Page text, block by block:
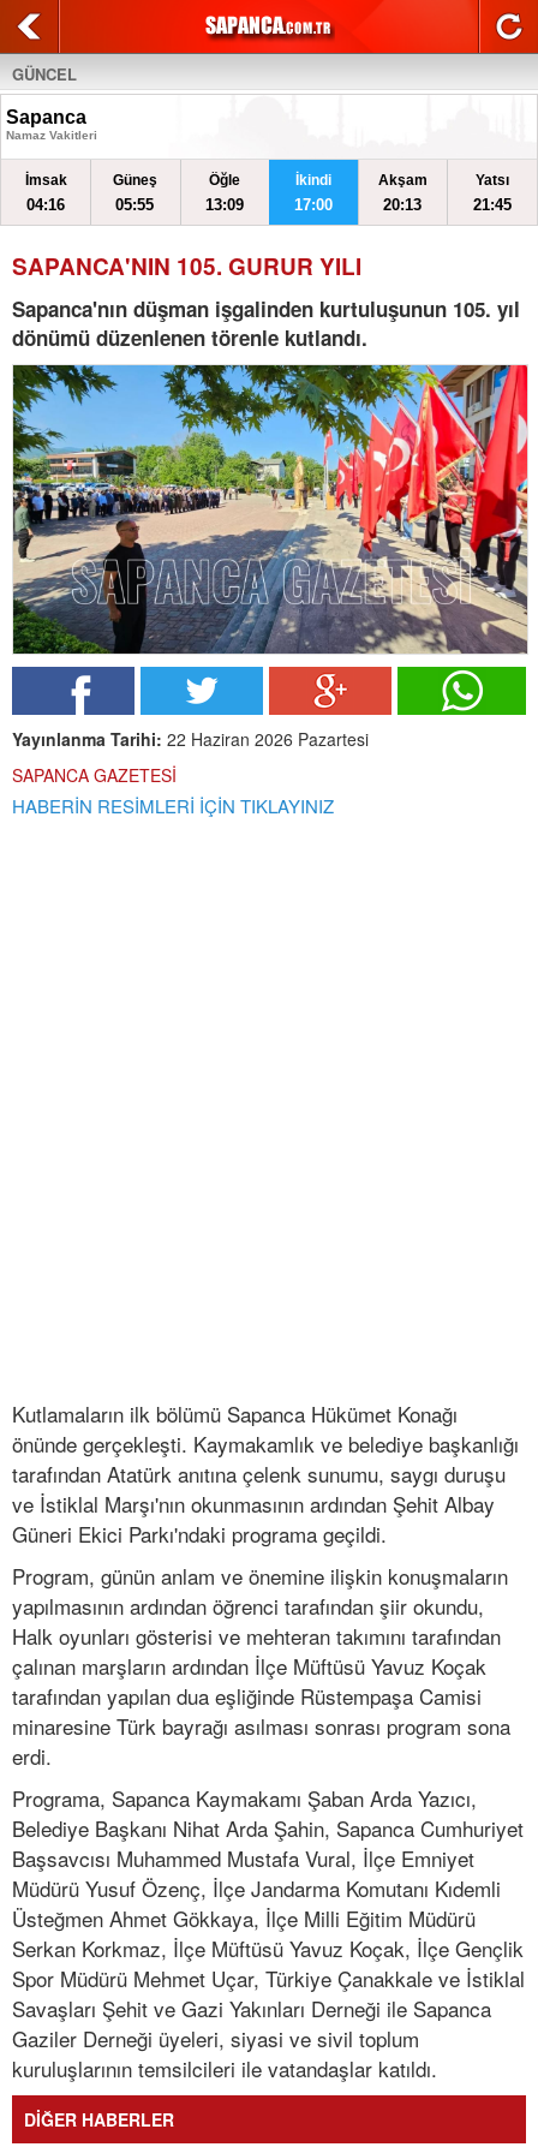
GÜNCEL
Sapanca
Namaz Vakitleri
İmsak
04:16
Güneş
05:55
Öğle
13:09
İkindi
17:00
Akşam
20:13
Yatsı
21:45
SAPANCA'NIN 105. GURUR YILI
Sapanca'nın düşman işgalinden kurtuluşunun 105. yıl
dönümü düzenlenen törenle kutlandı.
Yayınlanma Tarihi: 22 Haziran 2026 Pazartesi
SAPANCA GAZETESİ
HABERİN RESİMLERİ İÇİN TIKLAYINIZ
Kutlamaların ilk bölümü Sapanca Hükümet Konağı
önünde gerçekleşti. Kaymakamlık ve belediye başkanlığı
tarafından Atatürk anıtına çelenk sunumu, saygı duruşu
ve İstiklal Marşı'nın okunmasının ardından Şehit Albay
Güneri Ekici Parkı'ndaki programa geçildi.
Program, günün anlam ve önemine ilişkin konuşmaların
yapılmasının ardından öğrenci tarafından şiir okundu,
Halk oyunları gösterisi ve mehteran takımını tarafından
çalınan marşların ardından İlçe Müftüsü Yavuz Koçak
tarafından yapılan dua eşliğinde Rüstempaşa Camisi
minaresine Türk bayrağı asılması sonrası program sona
erdi.
Programa, Sapanca Kaymakamı Şaban Arda Yazıcı,
Belediye Başkanı Nihat Arda Şahin, Sapanca Cumhuriyet
Başsavcısı Muhammed Mustafa Vural, İlçe Emniyet
Müdürü Yusuf Özenç, İlçe Jandarma Komutanı Kıdemli
Üsteğmen Ahmet Gökkaya, İlçe Milli Eğitim Müdürü
Serkan Korkmaz, İlçe Müftüsü Yavuz Koçak, İlçe Gençlik
Spor Müdürü Mehmet Uçar, Türkiye Çanakkale ve İstiklal
Savaşları Şehit ve Gazi Yakınları Derneği ile Sapanca
Gaziler Derneği üyeleri, siyasi ve sivil toplum
kuruluşlarının temsilcileri ile vatandaşlar katıldı.
DİĞER HABERLER